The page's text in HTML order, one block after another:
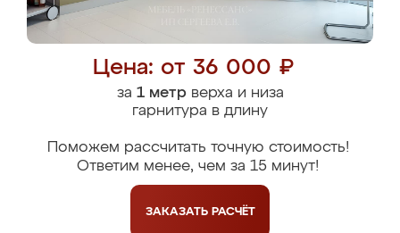
Цена: от 36 000 ₽
за 1 метрверха и низа
гарнитура в длину
Поможем рассчитать точную стоимость!
Ответим менее, чем за 15 минут!
ЗАКАЗАТЬ РАСЧЁТ